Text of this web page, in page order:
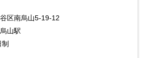
区南烏山5-19-12
山駅
制